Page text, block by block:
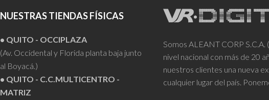
opciones
se
pueden
en
Las
opciones
pueden
elegir
NUESTRAS TIENDAS FÍSICAS
• QUITO - OCCIPLAZA
(Av. Occidental y Florida planta baja junto
al Boyacá.)
• QUITO - C.C.MULTICENTRO -
MATRIZ
Somos ALEANT CORP
nivel nacional con más de 20
nuestros clientes una nueva
cualquier lugar del país.